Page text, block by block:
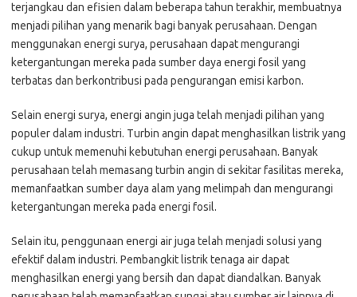
terjangkau dan efisien dalam beberapa tahun terakhir, membuatnya
menjadi pilihan yang menarik bagi banyak perusahaan. Dengan
menggunakan energi surya, perusahaan dapat mengurangi
ketergantungan mereka pada sumber daya energi fosil yang
terbatas dan berkontribusi pada pengurangan emisi karbon.
Selain energi surya, energi angin juga telah menjadi pilihan yang
populer dalam industri. Turbin angin dapat menghasilkan listrik yang
cukup untuk memenuhi kebutuhan energi perusahaan. Banyak
perusahaan telah memasang turbin angin di sekitar fasilitas mereka,
memanfaatkan sumber daya alam yang melimpah dan mengurangi
ketergantungan mereka pada energi fosil.
Selain itu, penggunaan energi air juga telah menjadi solusi yang
efektif dalam industri. Pembangkit listrik tenaga air dapat
menghasilkan energi yang bersih dan dapat diandalkan. Banyak